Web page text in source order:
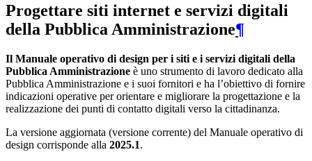
Progettare siti internet e servizi digitali
della Pubblica Amministrazione¶
Il Manuale operativo di design per i siti e i servizi digitali della
Pubblica Amministrazione è uno strumento di lavoro dedicato alla
Pubblica Amministrazione e i suoi fornitori e ha l’obiettivo di fornire
indicazioni operative per orientare e migliorare la progettazione e la
realizzazione dei punti di contatto digitali verso la cittadinanza.
La versione aggiornata (versione corrente) del Manuale operativo di
design corrisponde alla 2025.1.